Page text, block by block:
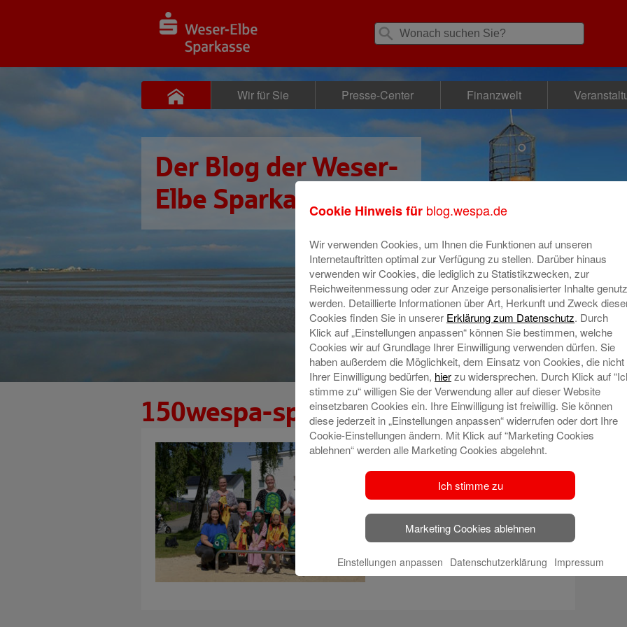
Wir für Sie Presse-Center Finanzwelt
Der Blog der Weser-
Elbe Sparkasse
150wespa-spende
Cookie Hinweis für blog.wespa.de
Wir verwenden Cookies, um Ihnen die Funktionen auf unseren
Internetauftritten optimal zur Verfügung zu stellen. Darüber hinaus
verwenden wir Cookies, die lediglich zu Statistikzwecken, zur
Reichweitenmessung oder zur Anzeige personalisierter Inhalte
werden. Detaillierte Informationen über Art, Herkunft und Zweck
Cookies finden Sie in unserer Erklärung zum Datenschutz. Durch
Klick auf „Einstellungen anpassen“ können Sie bestimmen, welche
Cookies wir auf Grundlage Ihrer Einwilligung verwenden dürfen. Sie
haben außerdem die Möglichkeit, dem Einsatz von Cookies, die nicht
Ihrer Einwilligung bedürfen, hierzu widersprechen. Durch Klick auf
stimme zu“ willigen Sie der Verwendung aller auf dieser Website
einsetzbaren Cookies ein. Ihre Einwilligung ist freiwillig. Sie können
diese jederzeit in „Einstellungen anpassen“ widerrufen oder dort Ihre
Cookie-Einstellungen ändern. Mit Klick auf “Marketing Cookies
ablehnen“ werden alle Marketing Cookies abgelehnt.
Ich stimme zu
Marketing Cookies ablehnen
Einstellungen anpassen Datenschutzerklärung Impressum